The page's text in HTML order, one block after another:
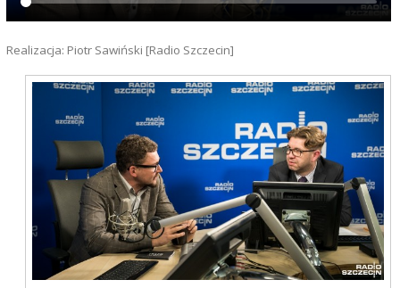
Realizacja: Piotr Sawiński [Radio Szczecin]